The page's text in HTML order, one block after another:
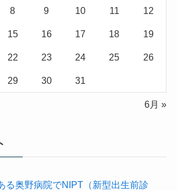
8 9 10 11 12
15 16 17 18 19
22 23 24 25 26
29 30 31
6月 »
る奥野病院でNIPT（新型出生前診